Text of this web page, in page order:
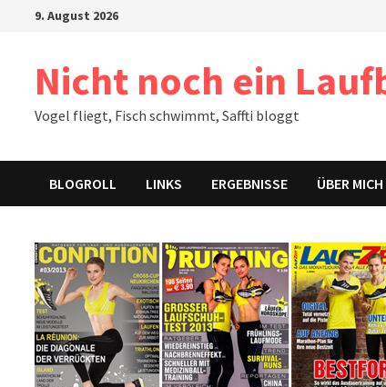
9. August 2026
Nicht noch ein
Vogel fliegt, Fisch schwimmt, Saffti bloggt
BLOGROLL LINKS ERGEBNISSE ÜBER MICH